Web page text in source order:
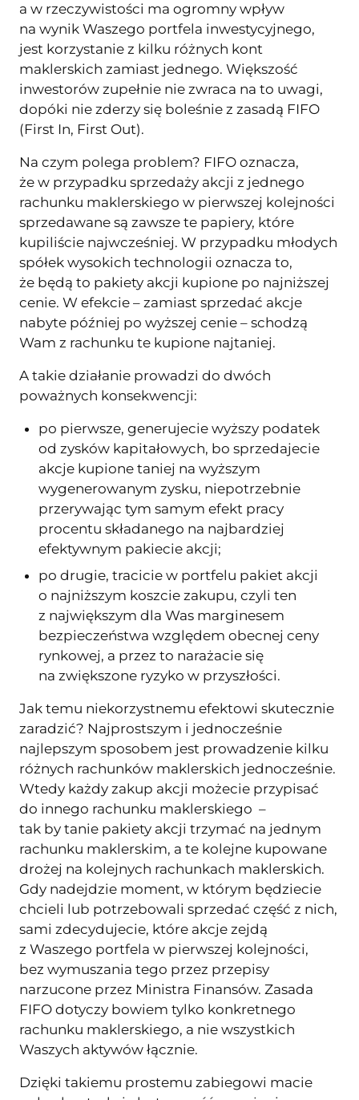
a w rzeczywistości ma ogromny wpływ
na wynik Waszego portfela inwestycyjnego,
jest korzystanie z kilku różnych kont
maklerskich zamiast jednego. Większość
inwestorów zupełnie nie zwraca na to uwagi,
dopóki nie zderzy się boleśnie z zasadą FIFO
(First In, First Out).
Na czym polega problem? FIFO oznacza,
że w przypadku sprzedaży akcji z jednego
rachunku maklerskiego w pierwszej kolejności
sprzedawane są zawsze te papiery, które
kupiliście najwcześniej. W przypadku młodych
spółek wysokich technologii oznacza to,
że będą to pakiety akcji kupione po najniższej
cenie. W efekcie – zamiast sprzedać akcje
nabyte później po wyższej cenie – schodzą
Wam z rachunku te kupione najtaniej.
A takie działanie prowadzi do dwóch
poważnych konsekwencji:
po pierwsze, generujecie wyższy podatek
od zysków kapitałowych, bo sprzedajecie
akcje kupione taniej na wyższym
wygenerowanym zysku, niepotrzebnie
przerywając tym samym efekt pracy
procentu składanego na najbardziej
efektywnym pakiecie akcji;
po drugie, tracicie w portfelu pakiet akcji
o najniższym koszcie zakupu, czyli ten
z największym dla Was marginesem
bezpieczeństwa względem obecnej ceny
rynkowej, a przez to narażacie się
na zwiększone ryzyko w przyszłości.
Jak temu niekorzystnemu efektowi skutecznie
zaradzić? Najprostszym i jednocześnie
najlepszym sposobem jest prowadzenie kilku
różnych rachunków maklerskich jednocześnie.
Wtedy każdy zakup akcji możecie przypisać
do innego rachunku maklerskiego –
tak by tanie pakiety akcji trzymać na jednym
rachunku maklerskim, a te kolejne kupowane
drożej na kolejnych rachunkach maklerskich.
Gdy nadejdzie moment, w którym będziecie
chcieli lub potrzebowali sprzedać część z nich,
sami zdecydujecie, które akcje zejdą
z Waszego portfela w pierwszej kolejności,
bez wymuszania tego przez przepisy
narzucone przez Ministra Finansów. Zasada
FIFO dotyczy bowiem tylko konkretnego
rachunku maklerskiego, a nie wszystkich
Waszych aktywów łącznie.
Dzięki takiemu prostemu zabiegowi macie